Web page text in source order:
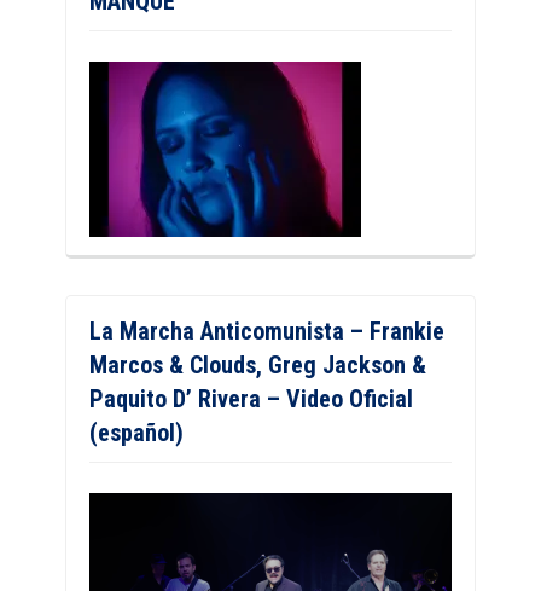
La Marcha Anticomunista – Frankie
Marcos & Clouds, Greg Jackson &
Paquito D’ Rivera – Video Oficial
(español)